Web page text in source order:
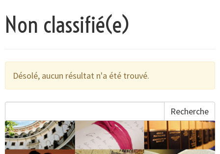
Non classifié(e)
Désolé, aucun résultat n'a été trouvé.
Recherche